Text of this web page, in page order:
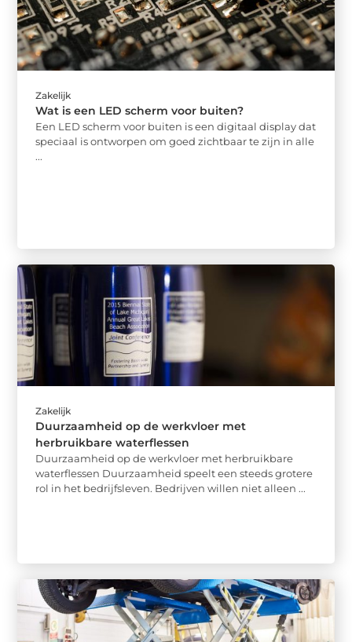
Zakelijk
Wat is een LED scherm voor buiten?
Een LED scherm voor buiten is een digitaal display dat
speciaal is ontworpen om goed zichtbaar te zijn in alle
...
Zakelijk
Duurzaamheid op de werkvloer met
herbruikbare waterflessen
Duurzaamheid op de werkvloer met herbruikbare
waterflessen Duurzaamheid speelt een steeds grotere
rol in het bedrijfsleven. Bedrijven willen niet alleen ...